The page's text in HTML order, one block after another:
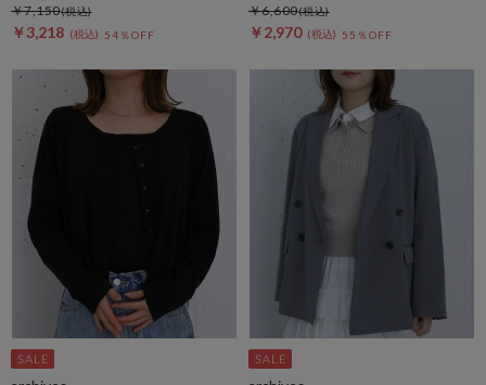
￥7,150
￥3,218 54％OFF
￥6,600
￥2,970 55％OFF